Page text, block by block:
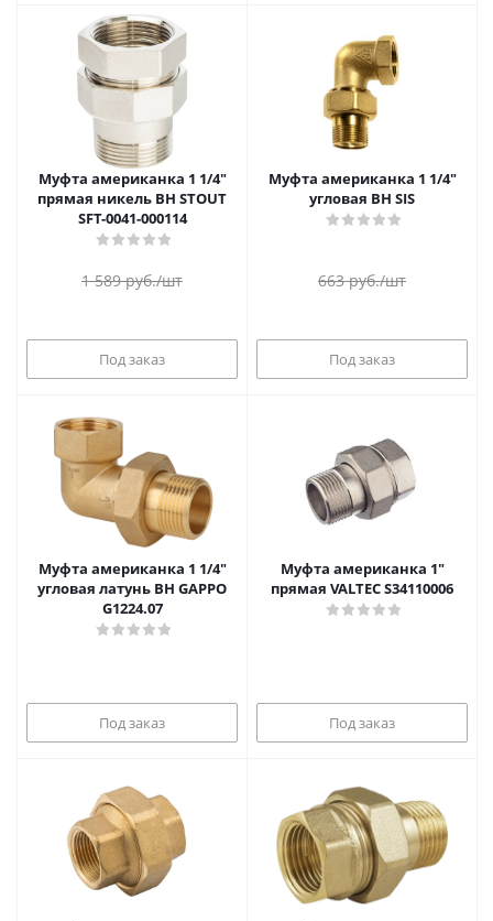
Муфта американка 1 1/4"
прямая никель ВН STOUT
SFT-0041-000114
1 589руб./шт
Под заказ
Муфта американка 1 1/4"
угловая ВН SIS
663руб./шт
Под заказ
Муфта американка 1 1/4"
угловая латунь ВН GAPPO
G1224.07
Под заказ
Муфта американка 1"
прямая VALTEC S34110006
Под заказ